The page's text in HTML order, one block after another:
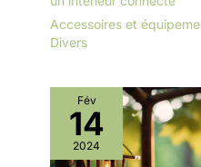
Accessoires et
Divers
Fév
14
2024